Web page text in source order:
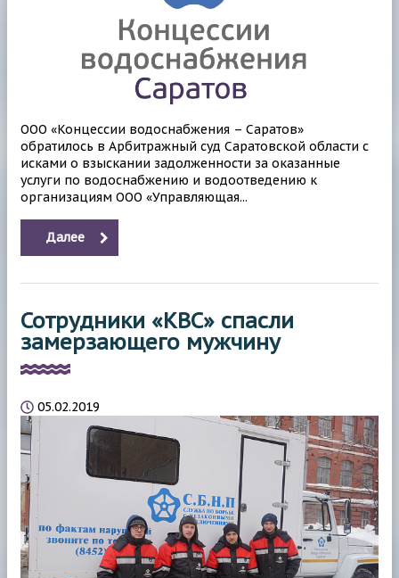
ООО «Концессии водоснабжения – Саратов»
обратилось в Арбитражный суд Саратовской области с
исками о взыскании задолженности за оказанные
услуги по водоснабжению и водоотведению к
организациям ООО «Управляющая...
Далее
Сотрудники «КВС» спасли
замерзающего мужчину
05.02.2019